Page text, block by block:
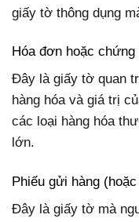
giấy tờ thông dụng
Hóa đơn hoặc
Đây là giấy tờ quan
hàng hóa và giá trị
các loại hàng hóa
lớn.
Phiếu gửi hàng
Đây là giấy tờ mà